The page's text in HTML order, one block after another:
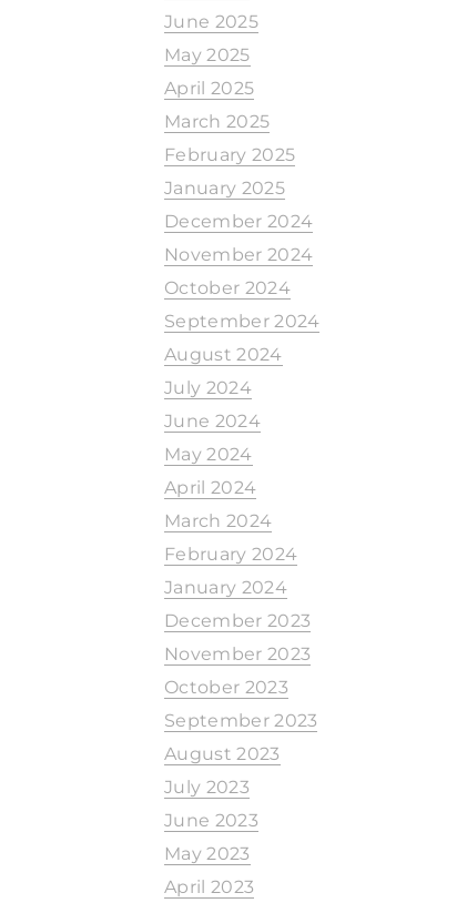
June 2025
May 2025
April 2025
March 2025
February 2025
January 2025
December 2024
November 2024
October 2024
September 2024
August 2024
July 2024
June 2024
May 2024
April 2024
March 2024
February 2024
January 2024
December 2023
November 2023
October 2023
September 2023
August 2023
July 2023
June 2023
May 2023
April 2023